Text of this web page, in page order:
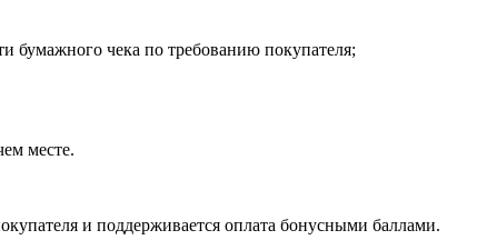
бумажного чека по требованию покупателя;
месте.
и поддерживается оплата бонусными баллами.